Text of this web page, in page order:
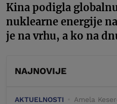
Kina podigla
nuklearne energije
je na vrhu, a ko na
NAJNOVIJE
AKTUELNOSTI Amela